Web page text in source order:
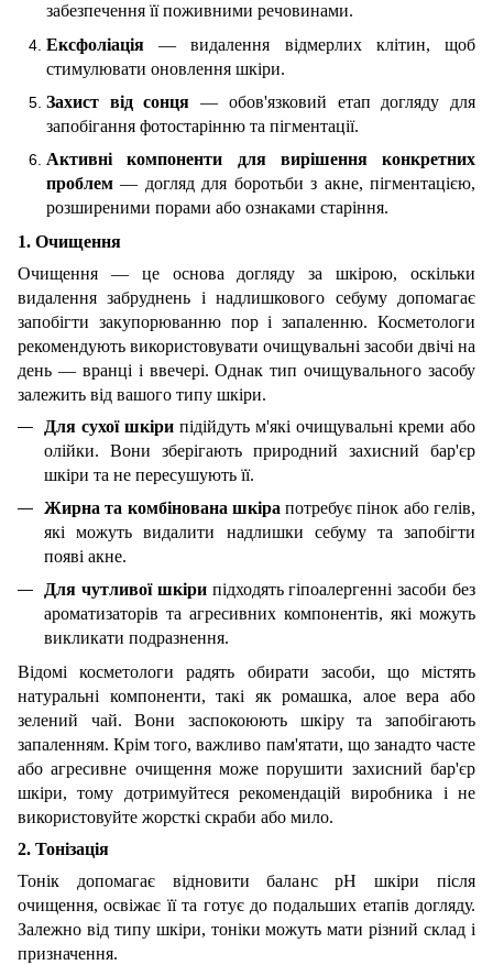
забезпечення її поживними речовинами.
Ексфоліація — видалення відмерлих клітин, щоб
стимулювати оновлення шкіри.
Захист від сонця — обов'язковий етап догляду для
запобігання фотостарінню та пігментації.
Активні компоненти для вирішення конкретних
проблем — догляд для боротьби з акне, пігментацією,
розширеними порами або ознаками старіння.
1. Очищення
Очищення — це основа догляду за шкірою, оскільки
видалення забруднень і надлишкового себуму допомагає
запобігти закупорюванню пор і запаленню. Косметологи
рекомендують використовувати очищувальні засоби двічі на
день — вранці і ввечері. Однак тип очищувального засобу
залежить від вашого типу шкіри.
Для сухої шкіри підійдуть м'які очищувальні креми або
олійки. Вони зберігають природний захисний бар'єр
шкіри та не пересушують її.
Жирна та комбінована шкіра потребує пінок або гелів,
які можуть видалити надлишки себуму та запобігти
появі акне.
Для чутливої шкірипідходять гіпоалергенні засоби без
ароматизаторів та агресивних компонентів, які можуть
викликати подразнення.
Відомі косметологи радять обирати засоби, що містять
натуральні компоненти, такі як ромашка, алое вера або
зелений чай. Вони заспокоюють шкіру та запобігають
запаленням. Крім того, важливо пам'ятати, що занадто часте
або агресивне очищення може порушити захисний бар'єр
шкіри, тому дотримуйтеся рекомендацій виробника і не
використовуйте жорсткі скраби або мило.
2. Тонізація
Тонік допомагає відновити баланс pH шкіри після
очищення, освіжає її та готує до подальших етапів догляду.
Залежно від типу шкіри, тоніки можуть мати різний склад і
призначення.